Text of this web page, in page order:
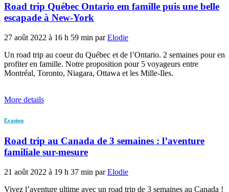
Road trip Québec Ontario em famille puis une belle
escapade à New-York
27 août 2022 à 16 h 59 min parElodie
Un road trip au coeur du Québec et de l’Ontario. 2 semaines pour en
profiter en famille. Notre proposition pour 5 voyageurs entre
Montréal, Toronto, Niagara, Ottawa et les Mille-Iles.
More details
Evasion
Road trip au Canada de 3 semaines : l’aventure
familiale sur-mesure
21 août 2022 à 19 h 37 min parElodie
Vivez l’aventure ultime avec un road trip de 3 semaines au Canada !